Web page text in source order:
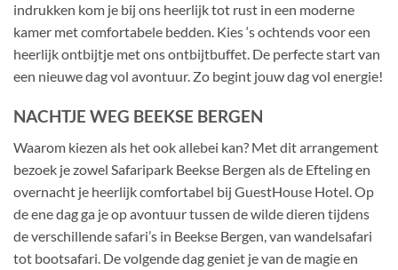
indrukken kom je bij ons heerlijk tot rust in een moderne
kamer met comfortabele bedden. Kies ‘s ochtends voor een
heerlijk ontbijtje met ons ontbijtbuffet. De perfecte start van
een nieuwe dag vol avontuur. Zo begint jouw dag vol energie!
NACHTJE WEG BEEKSE BERGEN
Waarom kiezen als het ook allebei kan? Met dit arrangement
bezoek je zowel Safaripark Beekse Bergen als de Efteling en
overnacht je heerlijk comfortabel bij GuestHouse Hotel. Op
de ene dag ga je op avontuur tussen de wilde dieren tijdens
de verschillende safari’s in Beekse Bergen, van wandelsafari
tot bootsafari. De volgende dag geniet je van de magie en